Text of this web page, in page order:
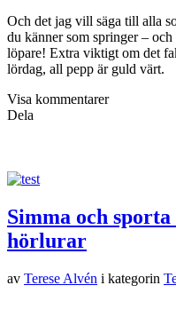
Och det jag vill säga till alla
du känner som springer –
löpare! Extra viktigt om det
lördag, all pepp är guld värt.
Visa kommentarer
Dela
Simma och
hörlurar
av Terese Alvén i kategorin